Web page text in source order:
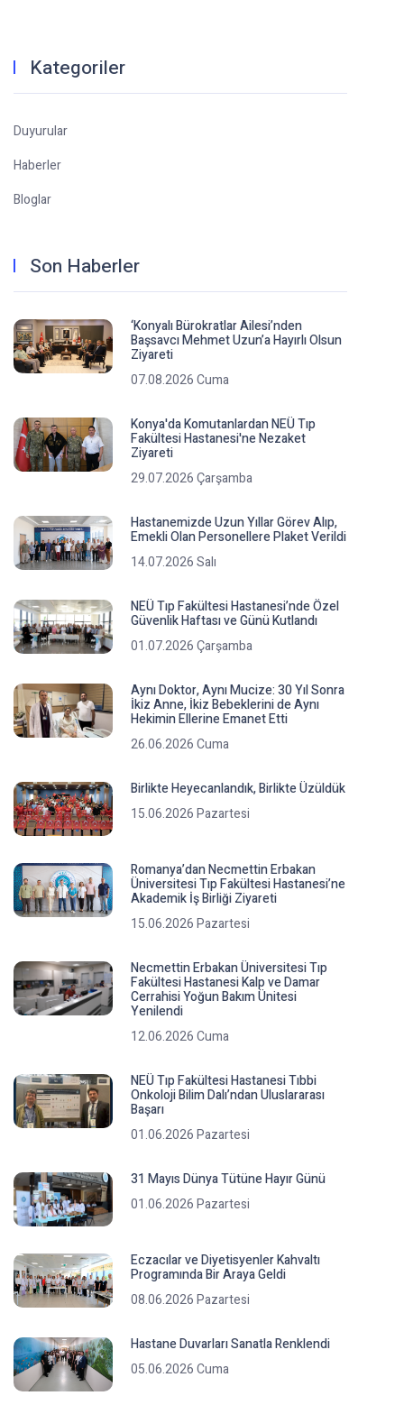
Kategoriler
Duyurular
Haberler
Bloglar
Son Haberler
‘Konyalı Bürokratlar Ailesi’nden
Başsavcı Mehmet Uzun’a Hayırlı Olsun
Ziyareti
07.08.2026 Cuma
Konya'da Komutanlardan NEÜ Tıp
Fakültesi Hastanesi'ne Nezaket
Ziyareti
29.07.2026 Çarşamba
Hastanemizde Uzun Yıllar Görev Alıp,
Emekli Olan Personellere Plaket Verildi
14.07.2026 Salı
NEÜ Tıp Fakültesi Hastanesi’nde Özel
Güvenlik Haftası ve Günü Kutlandı
01.07.2026 Çarşamba
Aynı Doktor, Aynı Mucize: 30 Yıl Sonra
İkiz Anne, İkiz Bebeklerini de Aynı
Hekimin Ellerine Emanet Etti
26.06.2026 Cuma
Birlikte Heyecanlandık, Birlikte Üzüldük
15.06.2026 Pazartesi
Romanya’dan Necmettin Erbakan
Üniversitesi Tıp Fakültesi Hastanesi’ne
Akademik İş Birliği Ziyareti
15.06.2026 Pazartesi
Necmettin Erbakan Üniversitesi Tıp
Fakültesi Hastanesi Kalp ve Damar
Cerrahisi Yoğun Bakım Ünitesi
Yenilendi
12.06.2026 Cuma
NEÜ Tıp Fakültesi Hastanesi Tıbbi
Onkoloji Bilim Dalı’ndan Uluslararası
Başarı
01.06.2026 Pazartesi
31 Mayıs Dünya Tütüne Hayır Günü
01.06.2026 Pazartesi
Eczacılar ve Diyetisyenler Kahvaltı
Programında Bir Araya Geldi
08.06.2026 Pazartesi
Hastane Duvarları Sanatla Renklendi
05.06.2026 Cuma